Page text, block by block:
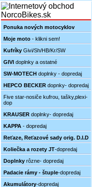
Ponuka nových motocyklov
Moje moto - klikni sem!
Kufríky Givi/Sh/HB/Kr/SW
GIVI doplnky a ostatné
SW-MOTECH doplnky - dopredaj
HEPCO BECKER dopnky- dopredaj
Five star-nosiče kufrou, tašky,plexi-
dop
KRAUSER doplnky- dopredaj
KAPPA - dopredaj
Reťaze, Reťazové sady orig. D.I.D
Koliečka a rozety JT-dopredaj
Doplnky rôzne- dopredaj
Padacie rámy - štuple-dopredaj
Akumulátory-dopredaj